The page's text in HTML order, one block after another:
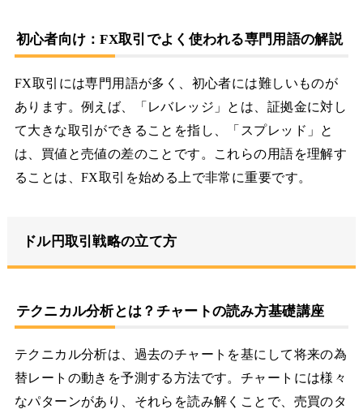
初心者向け：FX取引でよく使われる専門用語の解説
FX取引には専門用語が多く、初心者には難しいものが
あります。例えば、「レバレッジ」とは、証拠金に対し
て大きな取引ができることを指し、「スプレッド」と
は、買値と売値の差のことです。これらの用語を理解す
ることは、FX取引を始める上で非常に重要です。
ドル円取引戦略の立て方
テクニカル分析とは？チャートの読み方基礎講座
テクニカル分析は、過去のチャートを基にして将来の為
替レートの動きを予測する方法です。チャートには様々
なパターンがあり、それらを読み解くことで、売買のタ